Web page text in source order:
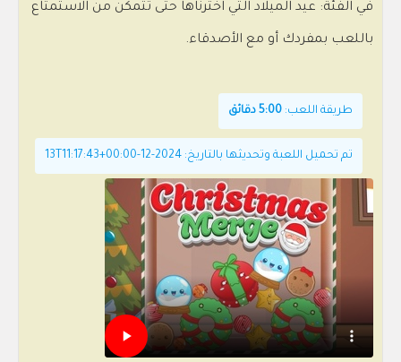
في الفئة: عيد الميلاد التي اخترناها حتى تتمكن من الاستمتاع
باللعب بمفردك أو مع الأصدقاء.
طريقة اللعب: 5:00 دقائق
تم تحميل اللعبة وتحديثها بالتاريخ: 2024-12-13T11:17:43+00:00